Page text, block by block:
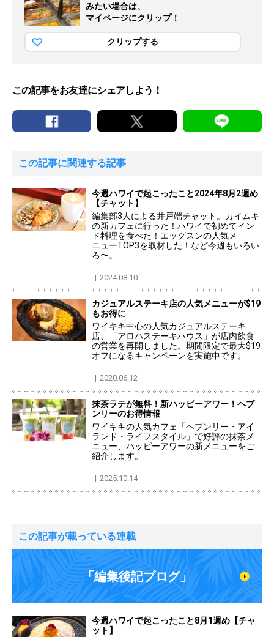
みたい場合は、
マイページにクリップ！
クリップする
この記事をお友達にシェアしよう！
この記事に関連する記事
今週ハワイで起こったこと2024年8月2週め
【チャット】
編集部3人による井戸端チャット。カイムキ
の新カフェに行った！ハワイで初めてイン
ド料理を食べた！エッグスンの人気メ
ニューTOP3を取材した！など今週もいろい
ろ〜。
2024.08.10
カジュアルステーキ店の人気メニューが$19
もお得に
ワイキキ中心の人気カジュアルステーキ
店、「アロハステーキハウス」が店内飲食
の営業を再開しました。期間限定で最大$19
オフになるキャンペーンを実施中です。
2020.06.12
抹茶ラテが無料！新ハッピーアワー！ヘブ
ンリーのお得情報
ワイキキの人気カフェ「ヘブンリー・アイ
ランド・ライフスタイル」で好評の抹茶メ
ニュー、ハッピーアワーの新メニューをご
紹介します。
2025.10.14
この記事が載っている連載
「編集後記ブログ」
今週ハワイで起こったこと8月1週め【チャ
ット】